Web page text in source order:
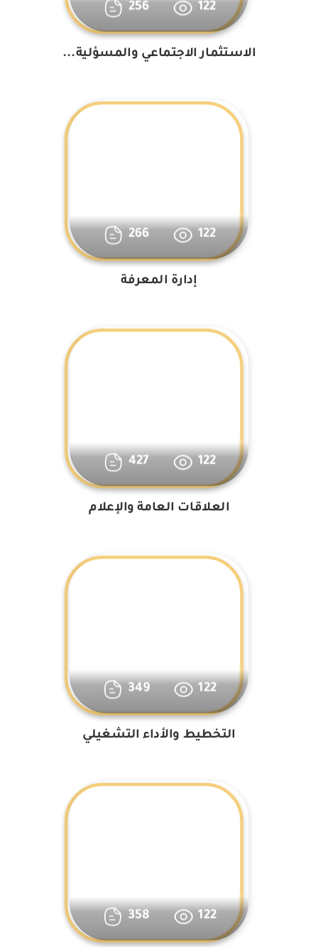
256 122
الاستثمار الاجتماعي والمسؤلية...
266 122
إدارة المعرفة
427 122
العلاقات العامة والإعلام
349 122
التخطيط والأداء التشغيلي
358 122